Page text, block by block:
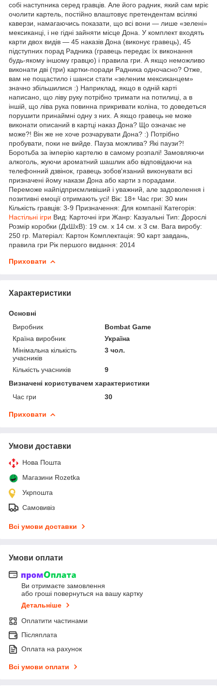
собі наступника серед гравців. Але його радник, який сам мріє
очолити картель, постійно влаштовує претендентам всілякі
каверзи, намагаючись показати, що всі вони — лише «зелені»
мексиканці, і не гідні зайняти місце Дона. У комплект входять
карти двох видів — 45 наказів Дона (виконує гравець), 45
підступних порад Радника (гравець передає їх виконання
будь-якому іншому гравцю) і правила гри. А якщо неможливо
виконати дві (три) картки-поради Радника одночасно? Отже,
вам не пощастило і шанси стати «зеленим мексиканцем»
значно збільшилися :) Наприклад, якщо в одній карті
написано, що ліву руку потрібно тримати на потилиці, а в
іншій, що ліва рука повинна прикривати коліна, то доведеться
порушити принаймні одну з них. А якщо гравець не може
виконати описаний в картці наказ Дона? Що означає не
може?! Він же не хоче розчарувати Дона? :) Потрібно
пробувати, поки не вийде. Пауза можлива? Які паузи?!
Боротьба за імперію картелю в самому розпалі! Замовляючи
алкоголь, жуючи ароматний шашлик або відповідаючи на
телефонний дзвінок, гравець зобов'язаний виконувати всі
призначені йому накази Дона або карти з порадами.
Переможе найпідприємливіший і уважний, але задоволення і
позитивні емоції отримають усі! Вік: 18+ Час гри: 30 мин
Кількість гравців: 3-9 Призначення: Для компанії Категорія:
Настільні ігри Вид: Карточні ігри Жанр: Казуальні Тип: Дорослі
Розмір коробки (ДхШхВ): 19 см. x 14 см. x 3 см. Вага виробу:
250 гр. Матеріал: Картон Комплектація: 90 карт завдань,
правила гри Рік першого видання: 2014
Приховати
Характеристики
Основні
Виробник
Bombat Game
Країна виробник
Україна
Мінімальна кількість
учасників
3 чол.
Кількість учасників
9
Визначені користувачем характеристики
Час гри
30
Приховати
Умови доставки
Нова Пошта
Магазини Rozetka
Укрпошта
Самовивіз
Всі умови доставки
Умови оплати
Ви отримаєте замовлення
або гроші повернуться на вашу картку
Детальніше
Оплатити частинами
Післяплата
Оплата на рахунок
Всі умови оплати